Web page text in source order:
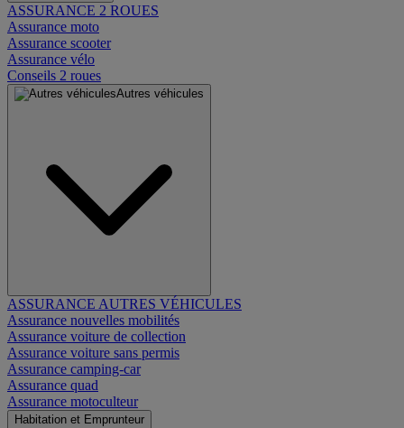
ASSURANCE 2 ROUES
Assurance moto
Assurance scooter
Assurance vélo
Conseils 2 roues
Autres véhicules
ASSURANCE AUTRES VÉHICULES
Assurance nouvelles mobilités
Assurance voiture de collection
Assurance voiture sans permis
Assurance camping-car
Assurance quad
Assurance motoculteur
Habitation et Emprunteur